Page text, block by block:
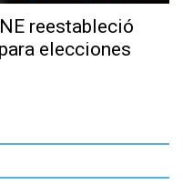
reestableció
elecciones